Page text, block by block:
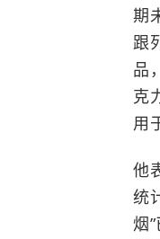
期
跟
品
克
用
他
统
烟